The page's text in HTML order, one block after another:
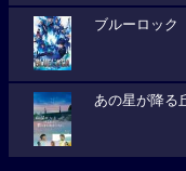
ブルーロック
あの星が降る